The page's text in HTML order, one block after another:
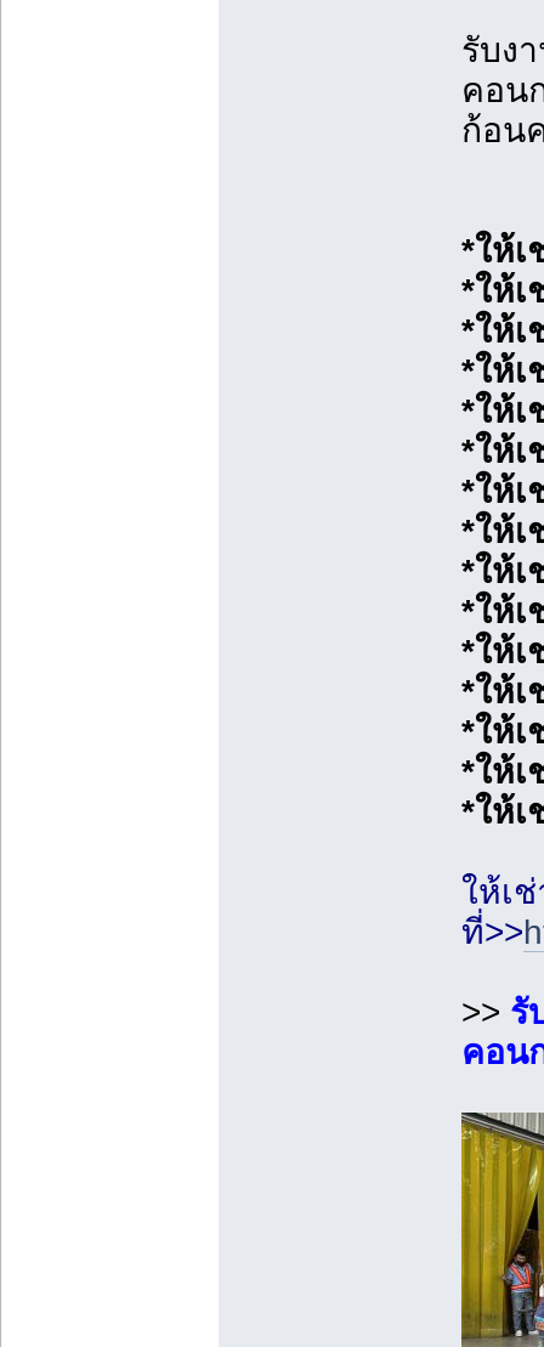
รับง
คอน
ก้อน
*ให้
*ให้เ
*ให้
*ให้เ
*ให้เ
*ให้เ
*ให้เ
*ให้เ
*ให้
*ให้
*ให้เ
*ให้เ
*ให้เ
*ให้
*ให้เ
ให้เ
ที่>>
>> รั
คอน